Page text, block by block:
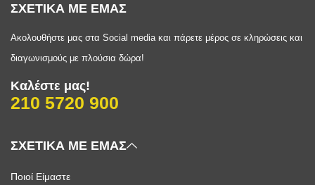
ΣΧΕΤΙΚΑ ΜΕ ΕΜΑΣ
Ακολουθήστε μας στα Social media και πάρετε μέρος σε κληρώσεις και
διαγωνισμούς με πλούσια δώρα!
Καλέστε μας!
210 5720 900
ΣΧΕΤΙΚΑ ΜΕ ΕΜΑΣ
Ποιοί Είμαστε